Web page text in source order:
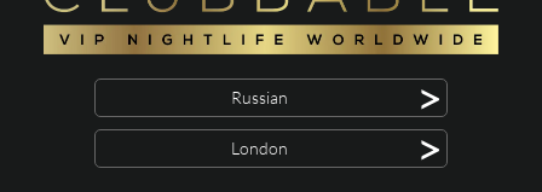
Russian >
London >